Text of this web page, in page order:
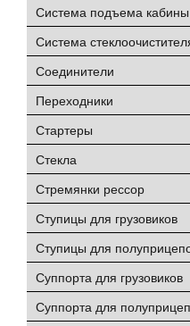
Система подъема кабины
Система
Соединители
Переходники
Стартеры
Стекла
Стремянки рессор
Ступицы для грузовиков
Ступицы для
Суппорта для грузовиков
Суппорта для